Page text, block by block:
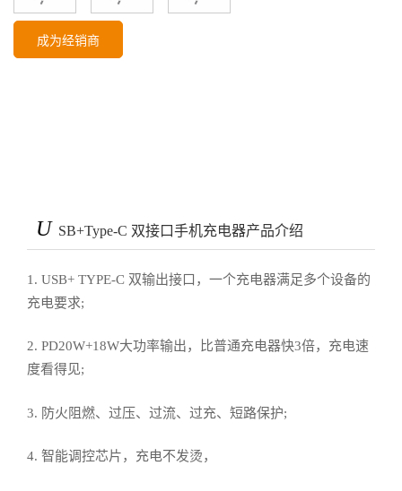
成为经销商
U SB+Type-C 双接口手机充电器产品介绍
1. USB+ TYPE-C 双输出接口，一个充电器满足多个设备的
充电要求;
2. PD20W+18W大功率输出，比普通充电器快3倍，充电速
度看得见;
3. 防火阻燃、过压、过流、过充、短路保护;
4. 智能调控芯片，充电不发烫，